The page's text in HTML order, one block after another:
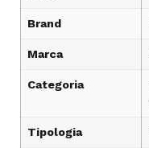
Brand
Marca
Categoria
Tipologia